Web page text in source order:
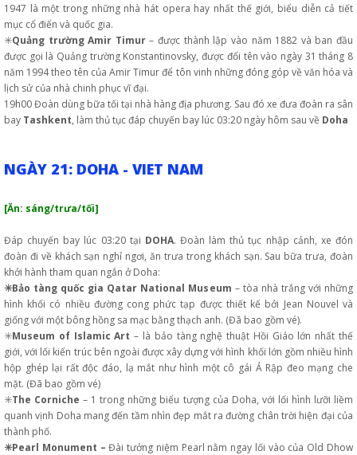
1947 là một trong những nhà hát opera hay nhất thế giới, biểu diễn cả tiết
mục cổ điển và quốc gia.
✳️Quảng trường Amir Timur– được thành lập vào năm 1882 và ban đầu
được gọi là Quảng trường Konstantinovsky, được đổi tên vào ngày 31 tháng 8
năm 1994 theo tên của Amir Timur để tôn vinh những đóng góp về văn hóa và
lịch sử của nhà chinh phục vĩ đại.
19h00 Đoàn dùng bữa tối tại nhà hàng địa phương. Sau đó xe đưa đoàn ra sân
bay Tashkent, làm thủ tục đáp chuyến bay lúc 03:20 ngày hôm sau về Doha
NGÀY 21: DOHA - VIET NAM
[Ăn: sáng/trưa/tối]
Đáp chuyến bay lúc 03:20 tại DOHA. Đoàn làm thủ tục nhập cảnh, xe đón
đoàn đi về khách sạn nghỉ ngơi, ăn trưa trong khách sạn. Sau bữa trưa, đoàn
khởi hành tham quan ngắn ở Doha:
✳️Bảo tàng quốc gia Qatar National Museum – tòa nhà trắng với những
hình khối có nhiều đường cong phức tạp được thiết kế bởi Jean Nouvel và
giống với một bông hồng sa mạc bằng thạch anh. (Đã bao gồm vé).
✳️Museum of Islamic Art – là bảo tàng nghệ thuật Hồi Giáo lớn nhất thế
giới, với lối kiến trúc bên ngoài được xây dựng với hình khối lớn gồm nhiều hình
hộp ghép lại rất độc đáo, lạ mắt như hình một cô gái Ả Rập đeo mạng che
mặt. (Đã bao gồm vé)
✳️The Corniche – 1 trong những biểu tượng của Doha, với lối hình lưỡi liềm
quanh vịnh Doha mang đến tầm nhìn đẹp mắt ra đường chân trời hiện đại của
thành phố.
✳️Pearl Monument – Đài tưởng niệm Pearl nằm ngay lối vào của Old Dhow